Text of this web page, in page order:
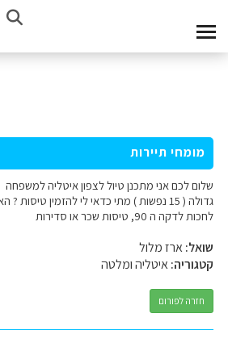
מומחי תיירות
שלום לכם אני מתכנן טיול לצפון איטליה למשפחה
גדולה ( 15 נפשות ) מתי כדאי לי להזמין טיסות ?
לחכות לדקה ה 90, טיסות שכר או סדירות
שואל:ארז מלול
קטגוריה:איטליה ומלטה
חזרה לפורום